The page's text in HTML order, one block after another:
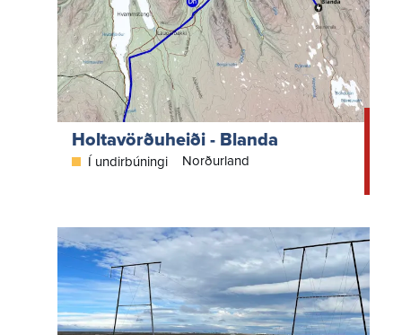
Holtavörðuheiði - Blanda
Í undirbúningi Norðurland